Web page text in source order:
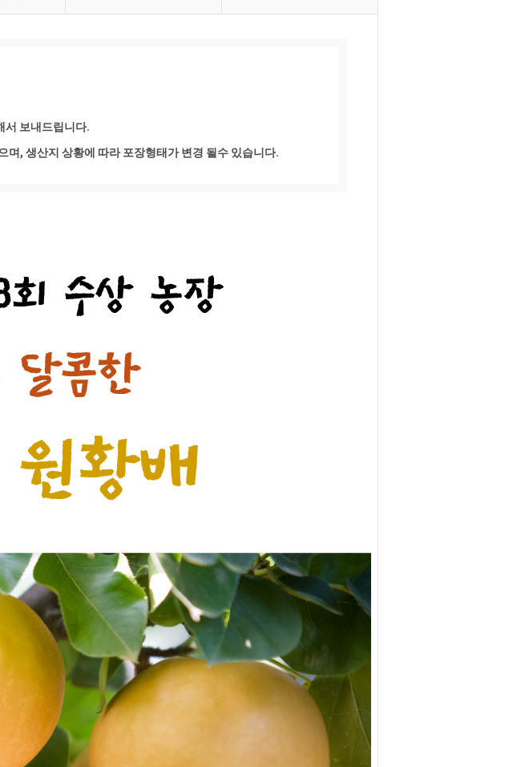
서 보내드립니다.
, 생산지 상황에 따라 포장형태가 변경 될수 있습니다.